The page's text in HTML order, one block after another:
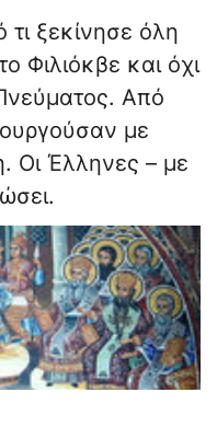
ξεκίνησε όλη
Φιλιόκβε και όχι
Από
με
Οι Έλληνες – με